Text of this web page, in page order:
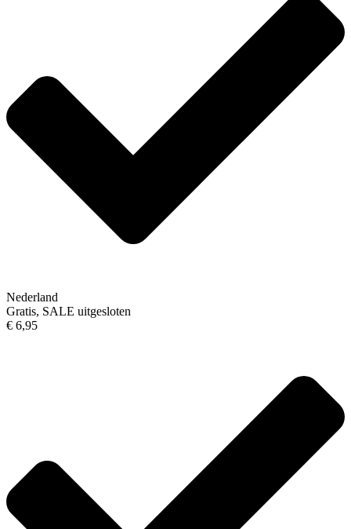
Nederland
Gratis, SALE uitgesloten
€ 6,95